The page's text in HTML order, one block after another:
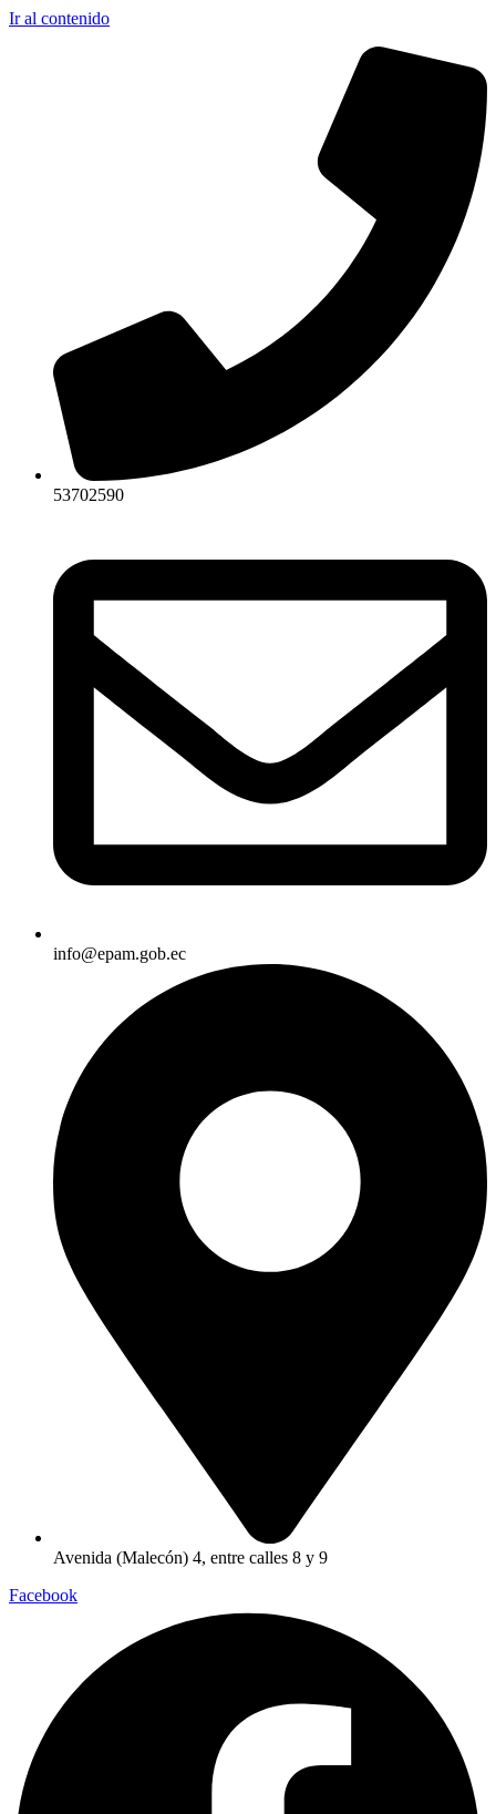
Ir al contenido
53702590
info@epam.gob.ec
Avenida (Malecón) 4, entre calles 8 y 9
Facebook